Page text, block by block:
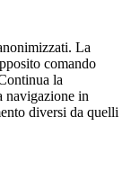
La
comando
la
navigazione in
diversi da quelli